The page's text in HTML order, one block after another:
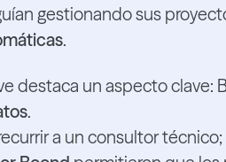
gestionando sus
.
destaca un aspecto clave:
.
a un consultor técnico;